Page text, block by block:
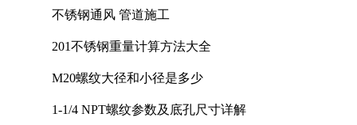
不锈钢通风 管道施工
201不锈钢重量计算方法大全
M20螺纹大径和小径是多少
1-1/4 NPT螺纹参数及底孔尺寸详解